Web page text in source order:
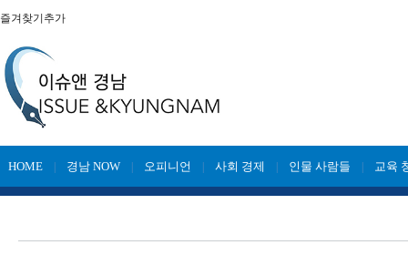
즐겨찾기추가
HOME 경남 NOW 오피니언 사회 경제 인물 사람들 교육